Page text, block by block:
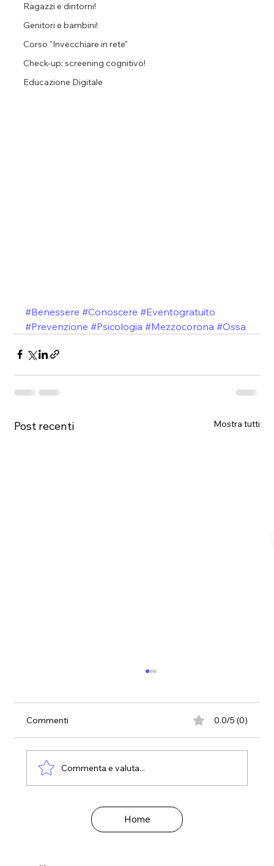
Ragazzi e dintorni!
Genitori e bambini!
Corso "Invecchiare in rete"
Check-up: screening cognitivo!
Educazione Digitale
#Benessere #Conoscere #Eventogratuito
#Prevenzione #Psicologia #Mezzocorona #Ossa
Post recenti Mostra tutti
Le emozioni e il modello ABC
Commenti 0.0/5 (0)
Commenta e valuta...
Home